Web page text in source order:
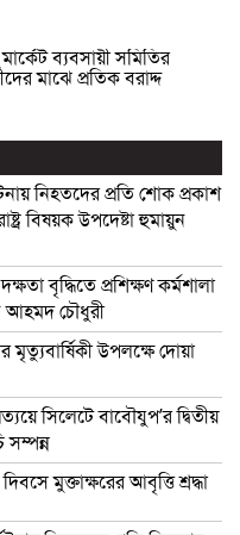
ব্যবসায়ী সমিতির
মাঝে প্রতিক বরাদ্দ
নিহতদের প্রতি শোক প্রকাশ
বিষয়ক উপদেষ্টা হুমায়ুন
বৃদ্ধিতে প্রশিক্ষণ কর্মশালা
আহমদ চৌধুরী
উপলক্ষে দোয়া
সিলেটে বাবৌযুপ’র দ্বিতীয়
সম্পন্ন
মুক্তাক্ষরের আবৃত্তি শ্রদ্ধা